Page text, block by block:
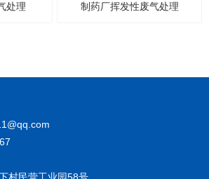
处理 制药厂挥发性废气处理